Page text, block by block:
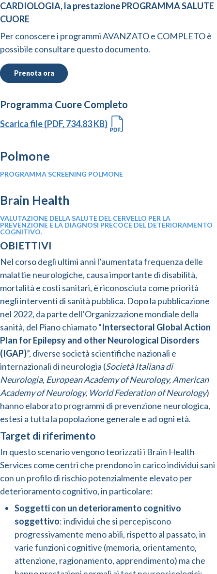
CARDIOLOGIA, la prestazione PROGRAMMA SALUTE
CUORE
Per conoscere i programmi AVANZATO e COMPLETO è
possibile consultare questo documento.
Prenota ora
Programma Cuore Completo
Scarica file (PDF, 734.83 KB)
Polmone
PROGRAMMA SCREENING POLMONE
Brain Health
VALUTAZIONE DELLA SALUTE DEL CERVELLO PER LA
PREVENZIONE E LA DIAGNOSI PRECOCE DEL DETERIORAMENTO
COGNITIVO.
OBIETTIVI
Nel corso degli ultimi anni l’aumentata frequenza delle
malattie neurologiche, causa importante di disabilità,
mortalità e costi sanitari, è riconosciuta come priorità
negli interventi di sanità pubblica. Dopo la pubblicazione
nel 2022, da parte dell’Organizzazione mondiale della
sanità, del Piano chiamato “Intersectoral Global Action
Plan for Epilepsy and other Neurological Disorders
(IGAP)”, diverse società scientifiche nazionali e
internazionali di neurologia (Società Italiana di
Neurologia, European Academy of Neurology, American
Academy of Neurology, World Federation of Neurology)
hanno elaborato programmi di prevenzione neurologica,
estesi a tutta la popolazione generale e ad ogni età.
Target di riferimento
In questo scenario vengono teorizzati i Brain Health
Services come centri che prendono in carico individui sani
con un profilo di rischio potenzialmente elevato per
deterioramento cognitivo, in particolare:
Soggetti con un deterioramento cognitivo
soggettivo: individui che si percepiscono
progressivamente meno abili, rispetto al passato, in
varie funzioni cognitive (memoria, orientamento,
attenzione, ragionamento, apprendimento) ma che